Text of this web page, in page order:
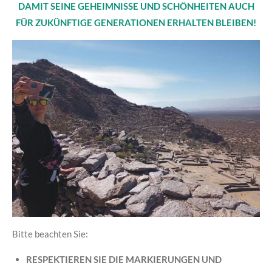
DAMIT SEINE GEHEIMNISSE UND SCHÖNHEITEN AUCH
FÜR ZUKÜNFTIGE GENERATIONEN ERHALTEN BLEIBEN!
Bitte beachten Sie:
RESPEKTIEREN SIE DIE MARKIERUNGEN UND